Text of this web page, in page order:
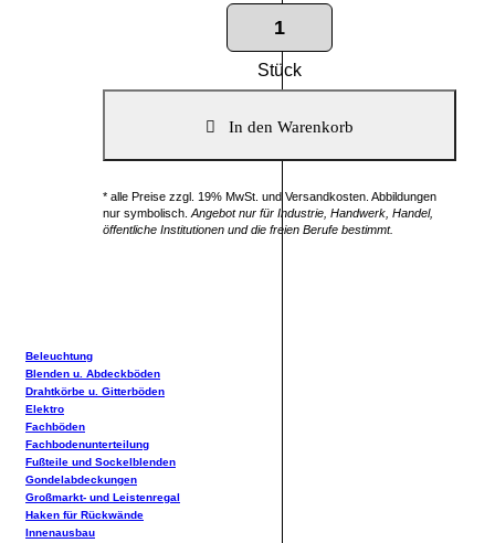
Stück
* alle Preise zzgl. 19% MwSt. und Versandkosten. Abbildungen
nur symbolisch. Angebot nur für Industrie, Handwerk, Handel,
öffentliche Institutionen und die freien Berufe bestimmt.
Beleuchtung
Blenden u. Abdeckböden
Drahtkörbe u. Gitterböden
Elektro
Fachböden
Fachbodenunterteilung
Fußteile und Sockelblenden
Gondelabdeckungen
Großmarkt- und Leistenregal
Haken für Rückwände
Innenausbau